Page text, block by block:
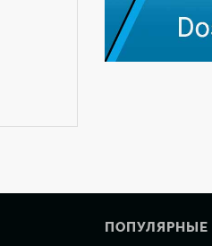
ПОПУЛЯРНЫЕ